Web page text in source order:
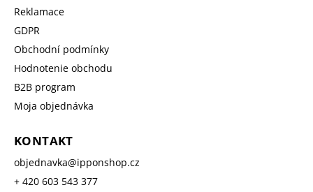
Reklamace
GDPR
Obchodní podmínky
Hodnotenie obchodu
B2B program
Moja objednávka
KONTAKT
objednavka@ipponshop.cz
+ 420 603 543 377